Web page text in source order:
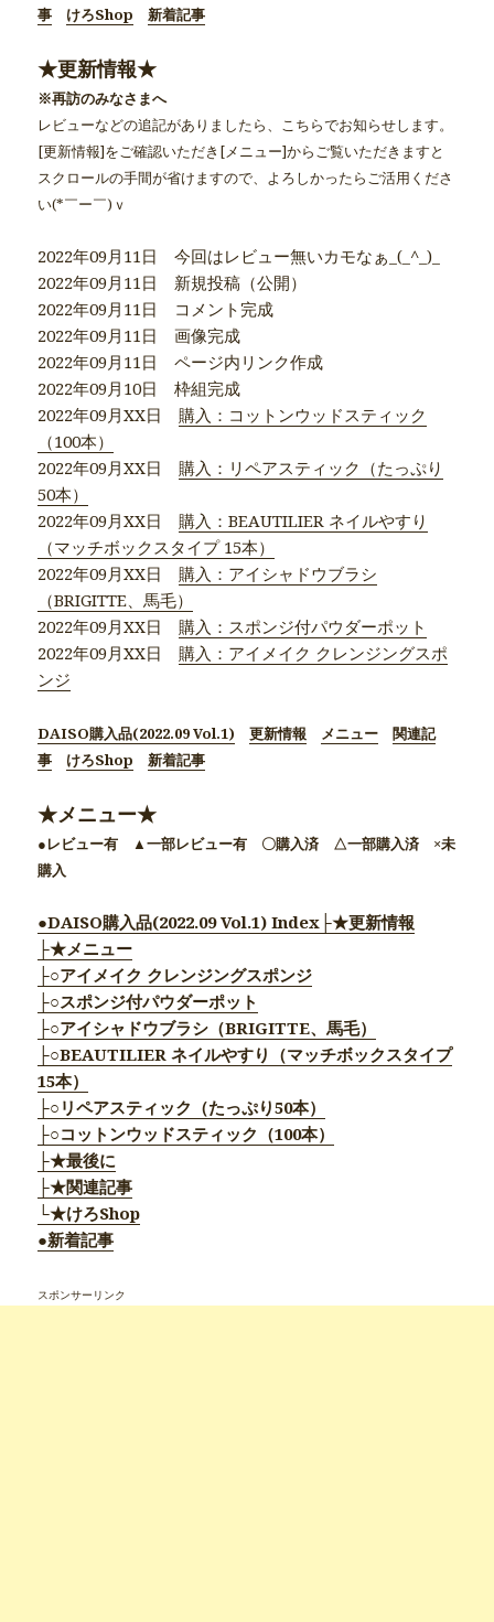
事 けろShop 新着記事
★更新情報★
※再訪のみなさまへ
レビューなどの追記がありましたら、こちらでお知らせします。
[更新情報]をご確認いただき[メニュー]からご覧いただきますと
スクロールの手間が省けますので、よろしかったらご活用くださ
い(*￣ー￣)ｖ
2022年09月11日 今回はレビュー無いカモなぁ_(_^_)_
2022年09月11日 新規投稿（公開）
2022年09月11日 コメント完成
2022年09月11日 画像完成
2022年09月11日 ページ内リンク作成
2022年09月10日 枠組完成
2022年09月XX日購入：コットンウッドスティック
（100本）
2022年09月XX日購入：リペアスティック（たっぷり
50本）
2022年09月XX日購入：BEAUTILIER ネイルやすり
（マッチボックスタイプ 15本）
2022年09月XX日購入：アイシャドウブラシ
（BRIGITTE、馬毛）
2022年09月XX日購入：スポンジ付パウダーポット
2022年09月XX日購入：アイメイク クレンジングスポ
ンジ
DAISO購入品(2022.09 Vol.1) 更新情報 メニュー
関連記
事
けろShop 新着記事
★メニュー★
●レビュー有 ▲一部レビュー有 〇購入済 △一部購入済 ×未
購入
●DAISO購入品(2022.09 Vol.1) Index ├★更新情報
├★メニュー
├○アイメイク クレンジングスポンジ
├○スポンジ付パウダーポット
├○アイシャドウブラシ（BRIGITTE、馬毛）
├○BEAUTILIER ネイルやすり（マッチボックスタイプ
15本）
├○リペアスティック（たっぷり50本）
├○コットンウッドスティック（100本）
├★最後に
├★関連記事
└★けろShop
●新着記事
スポンサーリンク